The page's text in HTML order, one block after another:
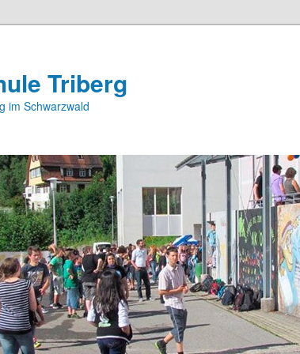
Triberg
im Schwarzwald